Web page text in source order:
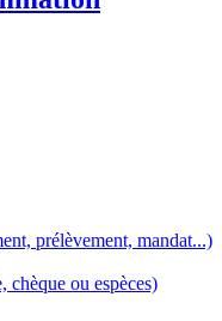
prélèvement, mandat...)
chèque ou espèces)